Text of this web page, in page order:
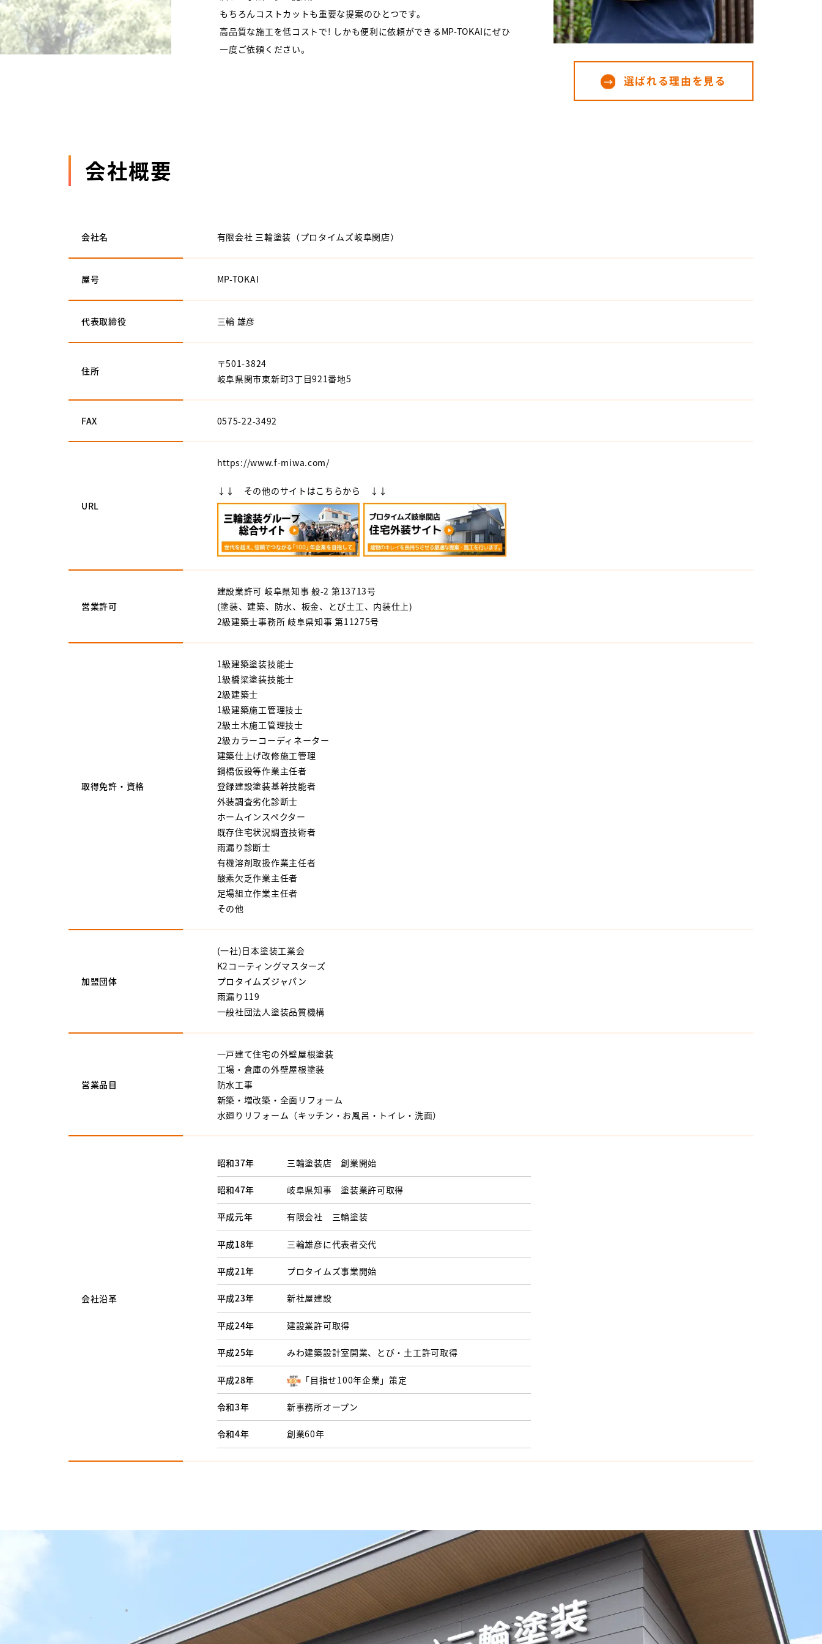
もちろんコストカットも重要な提案のひとつです。
高品質な施工を低コストで! しかも便利に依頼ができるMP-TOKAIにぜひ
一度ご依頼ください。
選ばれる理由を見る
会社概要
会社名 有限会社 三輪塗装（プロタイムズ岐阜関店）
屋号 MP-TOKAI
代表取締役 三輪 雄彦
住所
〒501-3824
岐阜県関市東新町3丁目921番地5
FAX 0575-22-3492
URL
https://www.f-miwa.com/
↓↓ その他のサイトはこちらから ↓↓
営業許可
建設業許可 岐阜県知事 般-2 第13713号
(塗装、建築、防水、板金、とび土工、内装仕上)
2級建築士事務所 岐阜県知事 第11275号
取得免許・資格
1級建築塗装技能士
1級橋梁塗装技能士
2級建築士
1級建築施工管理技士
2級土木施工管理技士
2級カラーコーディネーター
建築仕上げ改修施工管理
鋼橋仮設等作業主任者
登録建設塗装基幹技能者
外装調査劣化診断士
ホームインスペクター
既存住宅状況調査技術者
雨漏り診断士
有機溶剤取扱作業主任者
酸素欠乏作業主任者
足場組立作業主任者
その他
加盟団体
(一社)日本塗装工業会
K2コーティングマスターズ
プロタイムズジャパン
雨漏り119
一般社団法人塗装品質機構
営業品目
一戸建て住宅の外壁屋根塗装
工場・倉庫の外壁屋根塗装
防水工事
新築・増改築・全面リフォーム
水廻りリフォーム（キッチン・お風呂・トイレ・洗面）
会社沿革
昭和37年 三輪塗装店 創業開始
昭和47年 岐阜県知事 塗装業許可取得
平成元年 有限会社 三輪塗装
平成18年 三輪雄彦に代表者交代
平成21年 プロタイムズ事業開始
平成23年 新社屋建設
平成24年 建設業許可取得
平成25年 みわ建築設計室開業、とび・土工許可取得
平成28年 「目指せ100年企業」策定
令和3年 新事務所オープン
令和4年 創業60年